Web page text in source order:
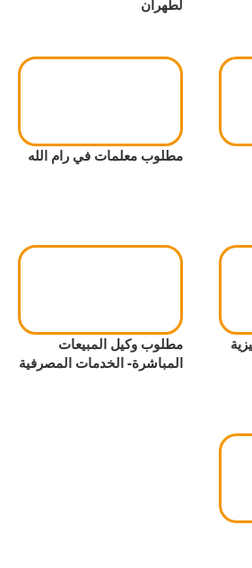
لطهران
مطلوب معلمات في رام الله
مطلوب وكيل المبيعات
المباشرة- الخدمات المصرفية